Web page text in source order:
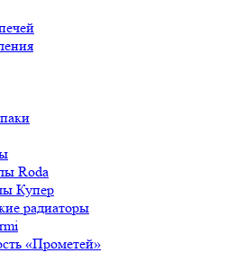
Roda
Купер
радиаторы
«Прометей»